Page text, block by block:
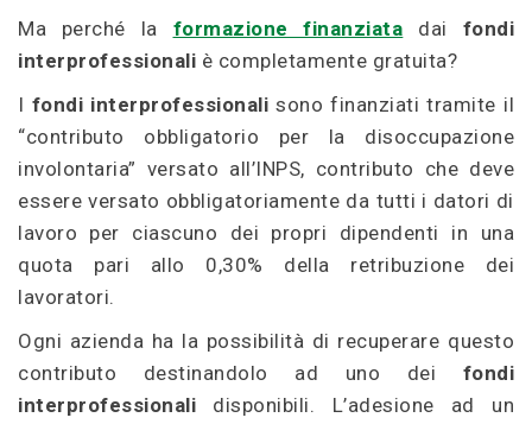
Ma perché la formazione finanziata dai fondi
interprofessionali è completamente gratuita?
I fondi interprofessionali sono finanziati tramite il
“contributo obbligatorio per la disoccupazione
involontaria” versato all’INPS, contributo che deve
essere versato obbligatoriamente da tutti i datori di
lavoro per ciascuno dei propri dipendenti in una
quota pari allo 0,30% della retribuzione dei
lavoratori.
Ogni azienda ha la possibilità di recuperare questo
contributo destinandolo ad uno dei fondi
interprofessionali disponibili. L’adesione ad un